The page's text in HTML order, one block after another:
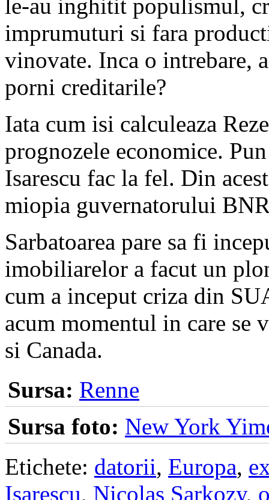
le-au inghitit populismul,
imprumuturi si fara
vinovate. Inca o intrebare,
porni creditarile?
Iata cum isi calculeaza
prognozele economice.
Isarescu fac la fel. Din
miopia guvernatorului
Sarbatoarea pare sa fi
imobiliarelor a facut un
cum a inceput criza din
acum momentul in care se
si Canada.
Sursa: Renne
Sursa foto: New York
Etichete: datorii, Europa,
Isarescu, Nicolas Sarkozy,